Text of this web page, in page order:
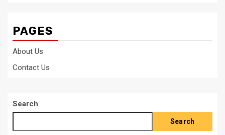
PAGES
About Us
Contact Us
Search
Search